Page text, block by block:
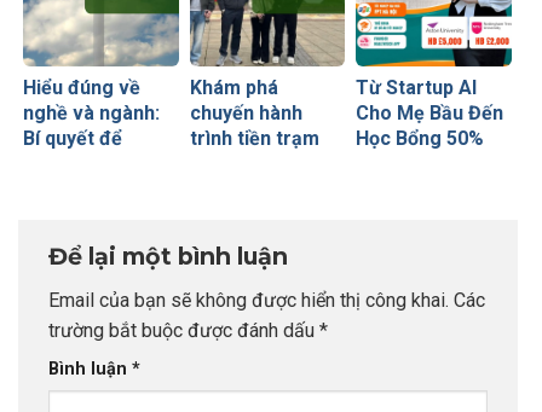
Hiểu đúng về
nghề và ngành:
Bí quyết để
Khám phá
chuyến hành
trình tiền trạm
Từ Startup AI
Cho Mẹ Bầu Đến
Học Bổng 50%
Để lại một bình luận
Email của bạn sẽ không được hiển thị công khai. Các
trường bắt buộc được đánh dấu *
Bình luận *